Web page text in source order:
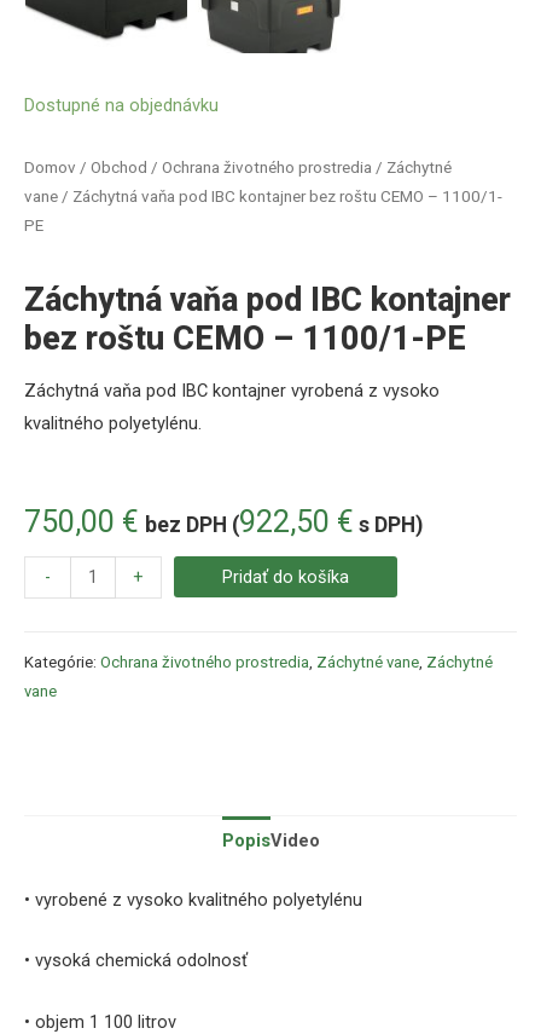
Domov / Obchod / Ochrana životného prostredia / Záchytné
vane / Záchytná vaňa pod IBC kontajner bez roštu CEMO – 1100/1-
PE
Záchytná vaňa pod IBC kontajner
bez roštu CEMO – 1100/1-PE
750,00 € bez DPH (922,50 € s DPH)
Záchytná vaňa pod IBC kontajner vyrobená z vysoko
kvalitného polyetylénu.
Dostupné na objednávku
- + Pridať do košíka
Kategórie: Ochrana životného prostredia, Záchytné vane, Záchytné
vane
PopisVideo
• vyrobené z vysoko kvalitného polyetylénu
• vysoká chemická odolnosť
• objem 1 100 litrov